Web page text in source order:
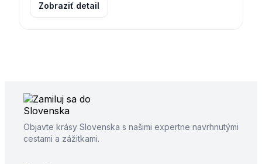
Zobraziť detail
Objavte krásy Slovenska s našimi expertne navrhnutými
cestami a zážitkami.